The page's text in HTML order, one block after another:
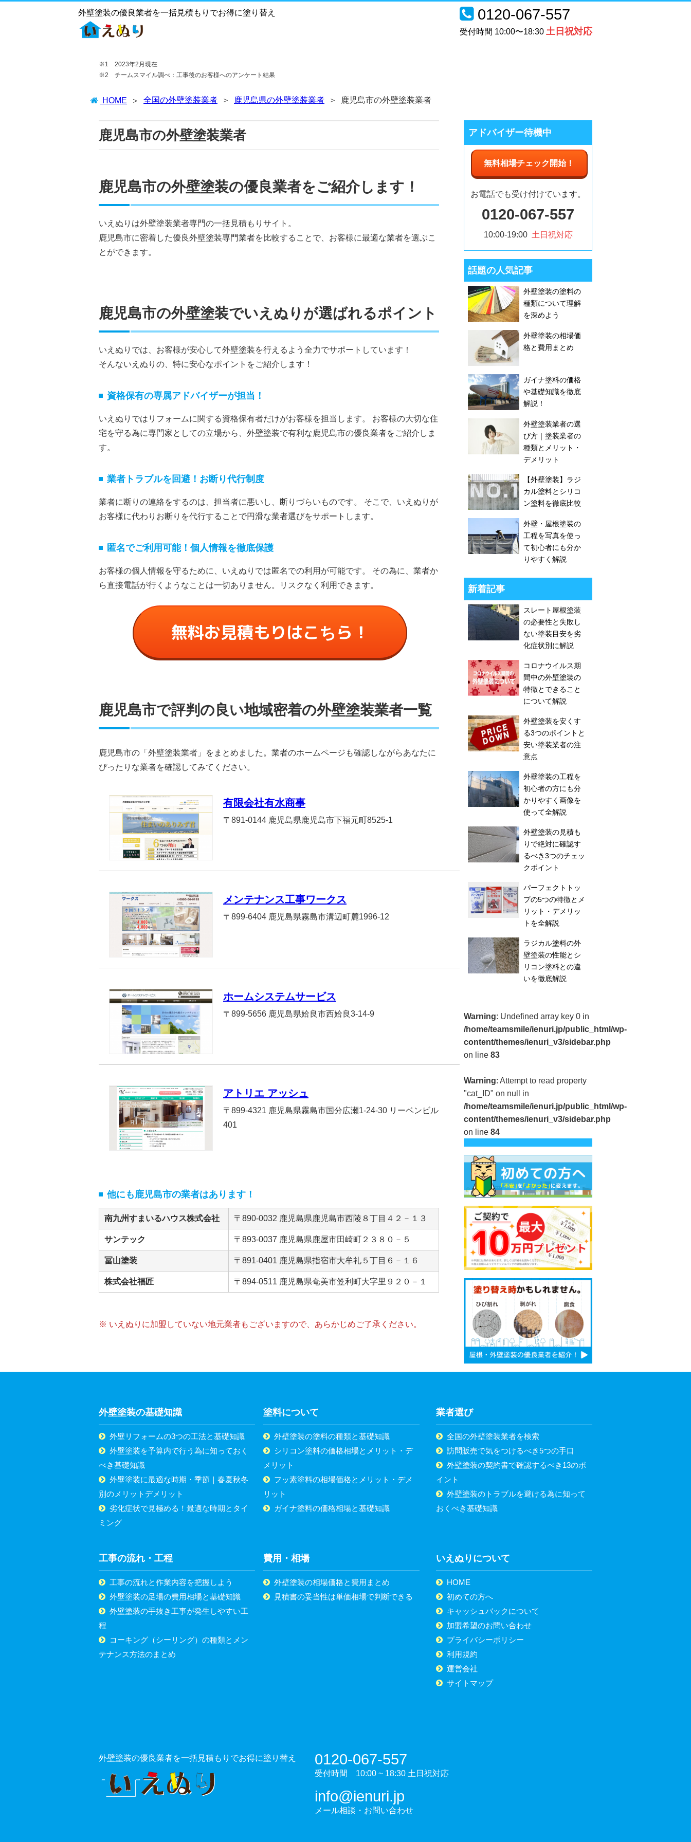
外壁塗装の優良業者を一括見積もりでお得に塗り替え 0120-067-557
受付時間 10:00〜18:30 土日祝対応
※1 2023年2月現在
※2 チームスマイル調べ：工事後のお客様へのアンケート結果
HOME 全国の外壁塗装業者 鹿児島県の外壁塗装業者 鹿児島市の外壁塗装業者
鹿児島市の外壁塗装業者
鹿児島市の外壁塗装の優良業者をご紹介します！
いえぬりは外壁塗装業者専門の一括見積もりサイト。
鹿児島市に密着した優良外壁塗装専門業者を比較することで、お客様に最適な業者を選ぶこ
とができます。
鹿児島市の外壁塗装でいえぬりが選ばれるポイント
いえぬりでは、お客様が安心して外壁塗装を行えるよう全力でサポートしています！
そんないえぬりの、特に安心なポイントをご紹介します！
資格保有の専属アドバイザーが担当！
いえぬりではリフォームに関する資格保有者だけがお客様を担当します。 お客様の大切な住
宅を守る為に専門家としての立場から、外壁塗装で有利な鹿児島市の優良業者をご紹介しま
す。
業者トラブルを回避！お断り代⾏制度
業者に断りの連絡をするのは、担当者に悪いし、断りづらいものです。 そこで、いえぬりが
お客様に代わりお断りを代⾏することで円滑な業者選びをサポートします。
匿名でご利⽤可能！個⼈情報を徹底保護
お客様の個⼈情報を守るために、いえぬりでは匿名での利⽤が可能です。 その為に、業者か
ら直接電話が⾏くようなことは⼀切ありません。リスクなく利⽤できます。
無料お見積もりはこちら！
鹿児島市で評判の良い地域密着の外壁塗装業者一覧
鹿児島市の「外壁塗装業者」をまとめました。業者のホームページも確認しながらあなたに
ぴったりな業者を確認してみてください。
有限会社有水商事
〒891-0144 鹿児島県鹿児島市下福元町8525-1
メンテナンス工事ワークス
〒899-6404 鹿児島県霧島市溝辺町麓1996-12
ホームシステムサービス
〒899-5656 鹿児島県姶良市西姶良3-14-9
アトリエ アッシュ
〒899-4321 鹿児島県霧島市国分広瀬1-24-30 リーベンビル
401
他にも鹿児島市の業者はあります！
南九州すまいるハウス株式会社 〒890-0032 鹿児島県鹿児島市西陵８丁目４２－１３
サンテック 〒893-0037 鹿児島県鹿屋市田崎町２３８０－５
冨山塗装 〒891-0401 鹿児島県指宿市大牟礼５丁目６－１６
株式会社福匠 〒894-0511 鹿児島県奄美市笠利町大字里９２０－１
※ いえぬりに加盟していない地元業者もございますので、あらかじめご了承ください。
アドバイザー待機中
無料相場チェック 開始！
お電話でも受け付けています。
0120-067-557
10:00-19:00 土日祝対応
話題の人気記事
外壁塗装の塗料の
種類について理解
を深めよう
外壁塗装の相場価
格と費用まとめ
ガイナ塗料の価格
や基礎知識を徹底
解説！
外壁塗装業者の選
び方｜塗装業者の
種類とメリット・
デメリット
【外壁塗装】ラジ
カル塗料とシリコ
ン塗料を徹底比較
外壁・屋根塗装の
工程を写真を使っ
て初心者にも分か
りやすく解説
新着記事
スレート屋根塗装
の必要性と失敗し
ない塗装目安を劣
化症状別に解説
コロナウイルス期
間中の外壁塗装の
特徴とできること
について解説
外壁塗装を安くす
る3つのポイントと
安い塗装業者の注
意点
外壁塗装の工程を
初心者の方にも分
かりやすく画像を
使って全解説
外壁塗装の見積も
りで絶対に確認す
るべき3つのチェッ
クポイント
パーフェクトトッ
プの5つの特徴とメ
リット・デメリッ
トを全解説
ラジカル塗料の外
壁塗装の性能とシ
リコン塗料との違
いを徹底解説
Warning: Undefined array key 0 in
/home/teamsmile/ienuri.jp/public_html/wp-
content/themes/ienuri_v3/sidebar.php
on line83
Warning: Attempt to read property
"cat_ID" on null in
/home/teamsmile/ienuri.jp/public_html/wp-
content/themes/ienuri_v3/sidebar.php
on line84
外壁塗装の基礎知識
外壁リフォームの3つの工法と基礎知識
外壁塗装を予算内で行う為に知っておく
べき基礎知識
外壁塗装に最適な時期・季節｜春夏秋冬
別のメリットデメリット
劣化症状で見極める！最適な時期とタイ
ミング
塗料について
外壁塗装の塗料の種類と基礎知識
シリコン塗料の価格相場とメリット・デ
メリット
フッ素塗料の相場価格とメリット・デメ
リット
ガイナ塗料の価格相場と基礎知識
業者選び
全国の外壁塗装業者を検索
訪問販売で気をつけるべき5つの手口
外壁塗装の契約書で確認するべき13のポ
イント
外壁塗装のトラブルを避ける為に知って
おくべき基礎知識
工事の流れ・工程
工事の流れと作業内容を把握しよう
外壁塗装の足場の費用相場と基礎知識
外壁塗装の手抜き工事が発生しやすい工
程
コーキング（シーリング）の種類とメン
テナンス方法のまとめ
費用・相場
外壁塗装の相場価格と費用まとめ
見積書の妥当性は単価相場で判断できる
いえぬりについて
HOME
初めての方へ
キャッシュバックについて
加盟希望のお問い合わせ
プライバシーポリシー
利用規約
運営会社
サイトマップ
外壁塗装の優良業者を一括見積もりでお得に塗り替え 0120-067-557
受付時間 10:00 ~ 18:30 土日祝対応
info@ienuri.jp
メール相談・お問い合わせ